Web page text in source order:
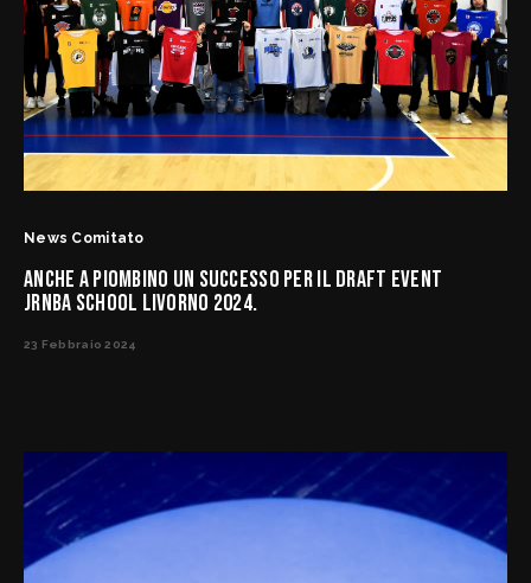
News Comitato
ANCHE A PIOMBINO UN SUCCESSO PER IL DRAFT EVENT
JRNBA SCHOOL LIVORNO 2024.
23 Febbraio 2024